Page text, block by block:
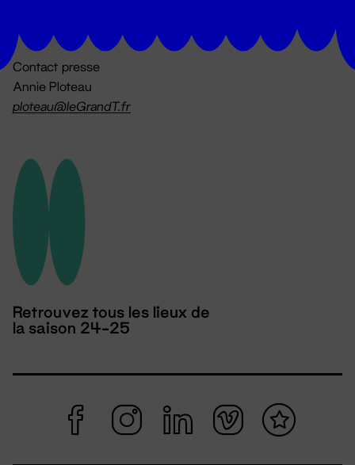
Contact presse
Annie Ploteau
ploteau@leGrandT.fr
Retrouvez tous les lieux de
la saison 24-25